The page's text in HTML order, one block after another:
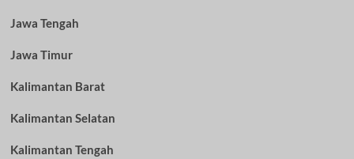
Jawa Tengah
Jawa Timur
Kalimantan Barat
Kalimantan Selatan
Kalimantan Tengah